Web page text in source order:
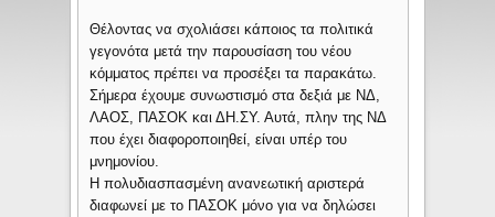
Θέλοντας να σχολιάσει κάποιος τα πολιτικά
γεγονότα μετά την παρουσίαση του νέου
κόμματος πρέπει να προσέξει τα παρακάτω.
Σήμερα έχουμε συνωστισμό στα δεξιά με ΝΔ,
ΛΑΟΣ, ΠΑΣΟΚ και ΔΗ.ΣΥ. Αυτά, πλην της ΝΔ
που έχει διαφοροποιηθεί, είναι υπέρ του
μνημονίου.
Η πολυδιασπασμένη ανανεωτική αριστερά
διαφωνεί με το ΠΑΣΟΚ μόνο για να δηλώσει